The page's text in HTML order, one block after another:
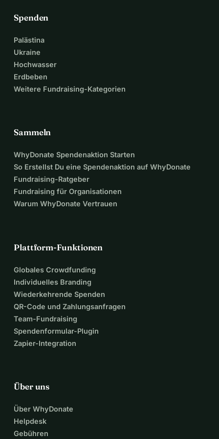
WIR BRAUCHEN IHRE
HILFE
Mit Ihrem Beitrag können wir einen gerechten Kampf für ein
weltweit.
Spenden Sie jetzt und helfen Sie uns,
die Rechte der Millionen von Italienern
weltweit zu schützen!
Teilen Sie diese Nachricht mit Ihrer Gemeinschaft und
DIESEN KAMPF GEWINNEN.
GEMEINSAM KÖNNEN
WIR EINEN
UNTERSCHIED
MACHEN!
Spenden
Palästina
Ukraine
Hochwasser
Erdbeben
Weitere Fundraising-Kategorien
Sammeln
WhyDonate Spendenaktion Starten
So Erstellst Du eine Spendenaktion auf WhyDonate
Fundraising-Ratgeber
Fundraising für Organisationen
Warum WhyDonate Vertrauen
Plattform-Funktionen
Globales Crowdfunding
Individuelles Branding
Wiederkehrende Spenden
QR-Code und Zahlungsanfragen
Team-Fundraising
Spendenformular-Plugin
Zapier-Integration
Über uns
Über WhyDonate
Helpdesk
Gebühren